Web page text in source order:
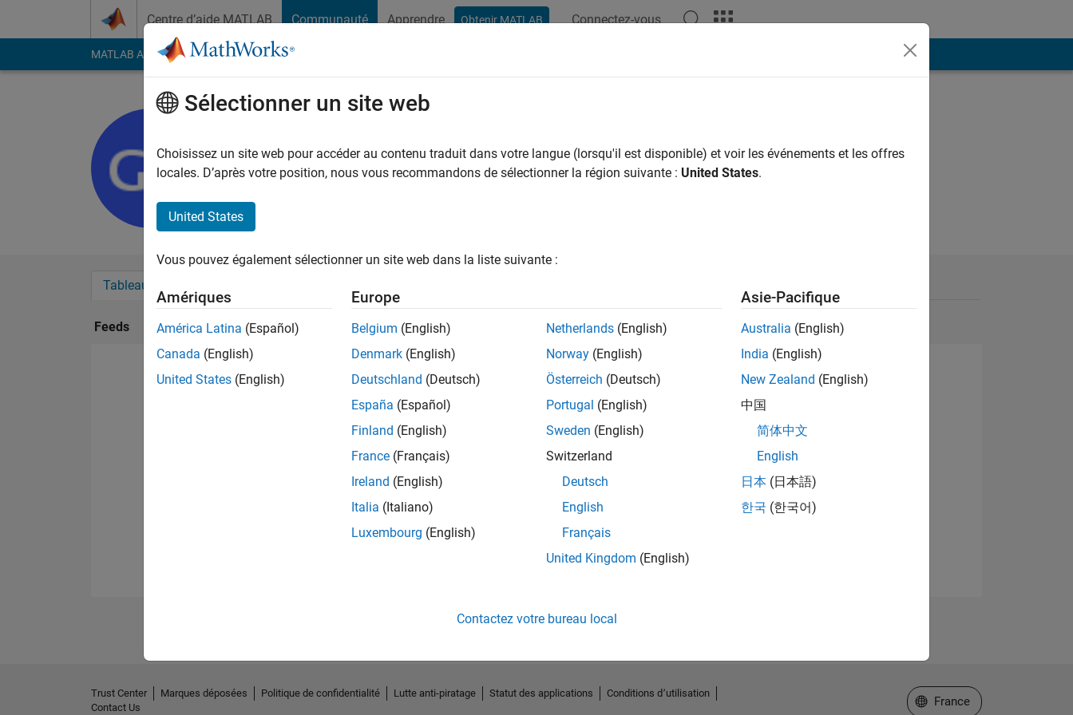
Centre d’aide MATLAB Communauté Apprendre Obtenir MATLAB Connectez-vous
MATLAB Answers File Exchange Cody
Last seen: plus de 4 ans il y a
Followers:0Following:0
Tableau de bord
Feeds
Sélectionner un site web
Choisissez un site web pour accéder au contenu traduit dans votre langue (lorsqu'il est disponible) et voir les événements et les offres
locales. D’après votre position, nous vous recommandons de sélectionner la région suivante : United States.
United States
Vous pouvez également sélectionner un site web dans la liste suivante :
Amériques
América Latina (Español)
Canada (English)
United States (English)
Europe
Belgium (English)
Denmark (English)
Deutschland (Deutsch)
España (Español)
Finland (English)
France (Français)
Ireland (English)
Italia (Italiano)
Luxembourg (English)
Netherlands (English)
Norway (English)
Österreich (Deutsch)
Portugal (English)
Sweden (English)
Switzerland
Deutsch
English
Français
United Kingdom (English)
Asie-Pacifique
Australia (English)
India (English)
New Zealand (English)
中国
简体中文
English
日本 (日本語)
한국 (한국어)
Contactez votre bureau local
Trust Center Marques déposées Politique de confidentialité Lutte anti-piratage Statut des applications
Conditions d՚utilisation
Contact Us
Sélectionner un site web
France